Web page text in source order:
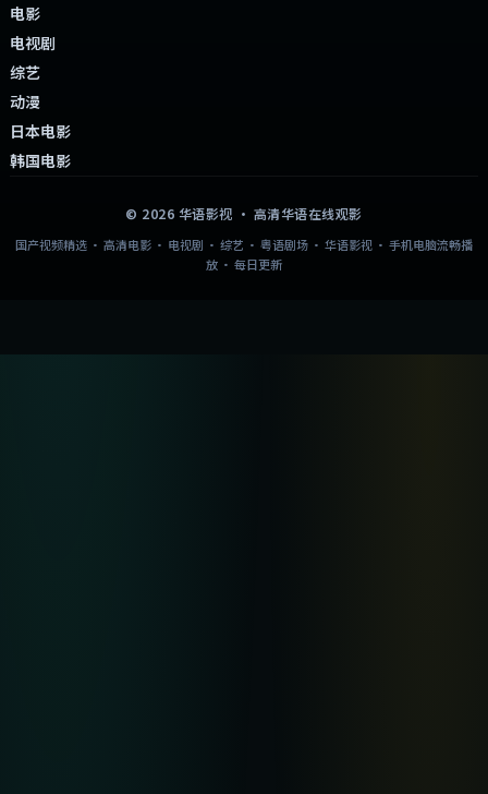
电影
电视剧
综艺
动漫
日本电影
韩国电影
© 2026 华语影视 · 高清华语在线观影
国产视频精选 · 高清电影 · 电视剧 · 综艺 · 粤语剧场 · 华语影视 · 手机电脑流畅播
放 · 每日更新